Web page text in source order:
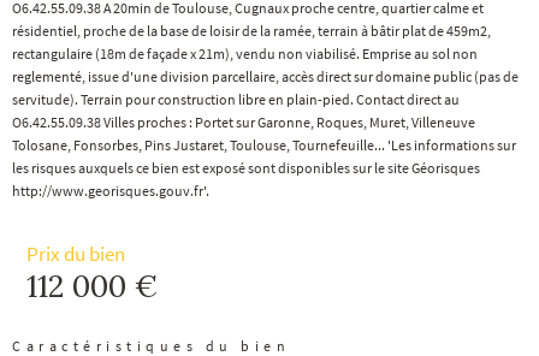
O6.42.55.09.38 A 20min de Toulouse, Cugnaux proche centre, quartier calme et
résidentiel, proche de la base de loisir de la ramée, terrain à bâtir plat de 459m2,
rectangulaire (18m de façade x 21m), vendu non viabilisé. Emprise au sol non
reglementé, issue d'une division parcellaire, accès direct sur domaine public (pas de
servitude). Terrain pour construction libre en plain-pied. Contact direct au
O6.42.55.09.38 Villes proches : Portet sur Garonne, Roques, Muret, Villeneuve
Tolosane, Fonsorbes, Pins Justaret, Toulouse, Tournefeuille... 'Les informations sur
les risques auxquels ce bien est exposé sont disponibles sur le site Géorisques
http://www.georisques.gouv.fr'.
Prix du bien
112 000 €
Caractéristiques du bien